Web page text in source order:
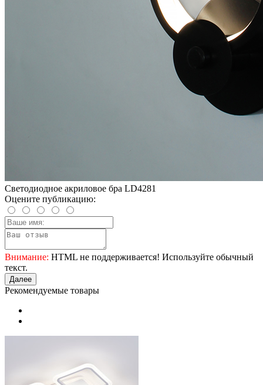
Светодиодное акриловое бра LD4281
Оцените публикацию:
Внимание: HTML не поддерживается! Используйте обычный
текст.
Далее
Рекомендуемые товары